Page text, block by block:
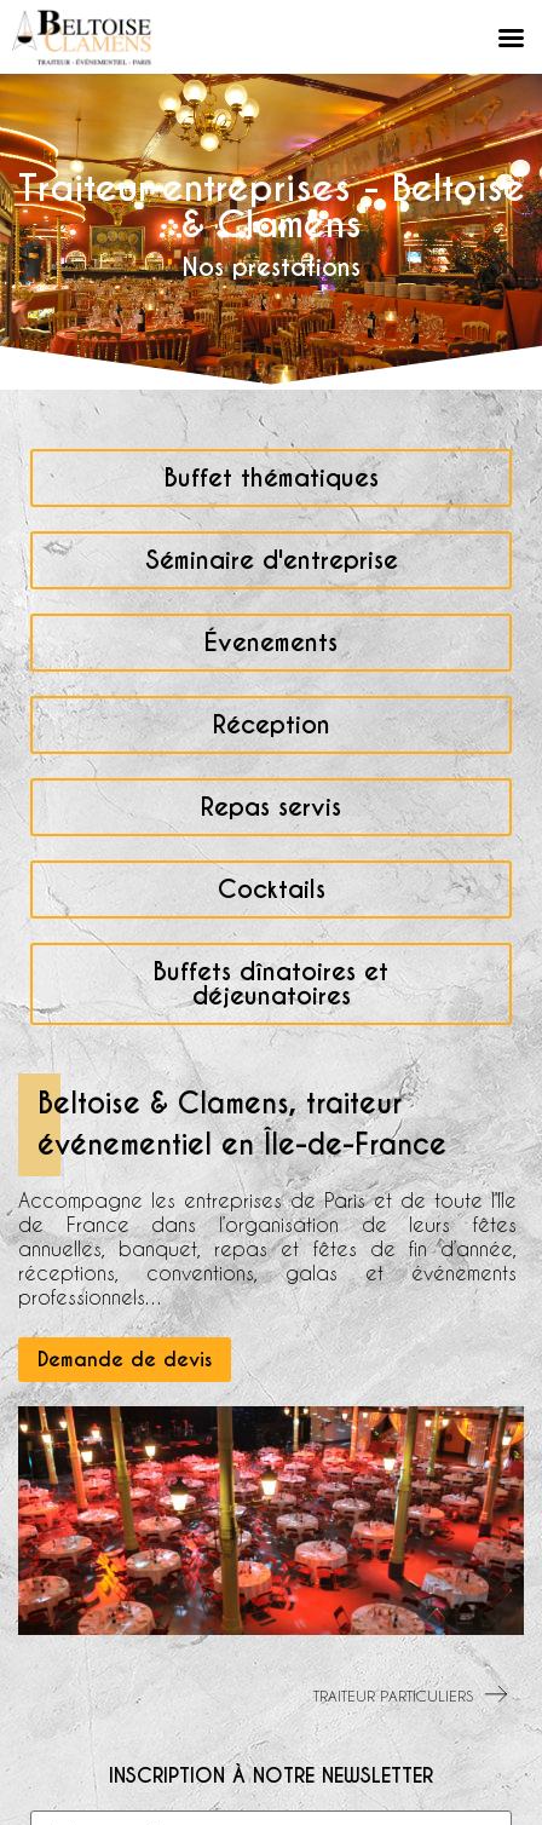
Traiteur entreprises - Beltoise
& Clamens
Nos prestations
Buffet thématiques
Séminaire d'entreprise
Évenements
Réception
Repas servis
Cocktails
Buffets dînatoires et
déjeunatoires
Beltoise & Clamens, traiteur
événementiel en Île-de-France
Accompagne les entreprises de Paris et de toute l’Ile
de France dans l’organisation de leurs fêtes
annuelles, banquet, repas et fêtes de fin d’année,
réceptions, conventions, galas et événements
professionnels…
Demande de devis
TRAITEUR PARTICULIERS
INSCRIPTION À NOTRE NEWSLETTER